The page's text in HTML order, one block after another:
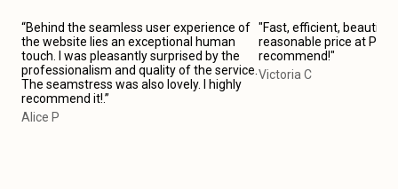
“Behind the seamless user experience of
the website lies an exceptional human
touch. I was pleasantly surprised by the
professionalism and quality of the service.
The seamstress was also lovely. I highly
recommend it!.”
Alice P
"Fast, efficient, beautiful
reasonable price at Paris
recommend!"
Victoria C